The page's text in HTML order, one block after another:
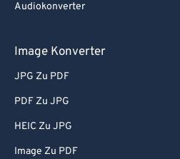
Audiokonverter
Image Konverter
JPG Zu PDF
PDF Zu JPG
HEIC Zu JPG
Image Zu PDF